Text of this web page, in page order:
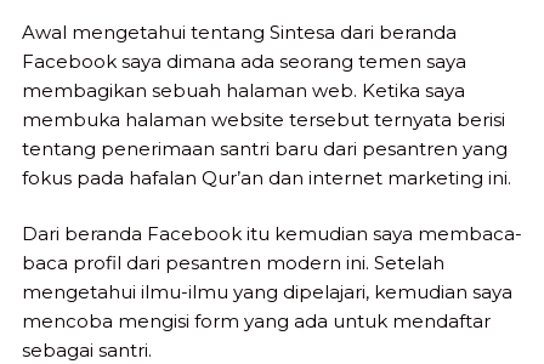
Awal mengetahui tentang Sintesa dari beranda
Facebook saya dimana ada seorang temen saya
membagikan sebuah halaman web. Ketika saya
membuka halaman website tersebut ternyata berisi
tentang penerimaan santri baru dari pesantren yang
fokus pada hafalan Qur’an dan internet marketing ini.
Dari beranda Facebook itu kemudian saya membaca-
baca profil dari pesantren modern ini. Setelah
mengetahui ilmu-ilmu yang dipelajari, kemudian saya
mencoba mengisi form yang ada untuk mendaftar
sebagai santri.